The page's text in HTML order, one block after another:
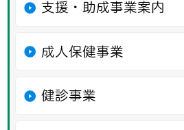
支援・助成事業案内
成人保健事業
健診事業